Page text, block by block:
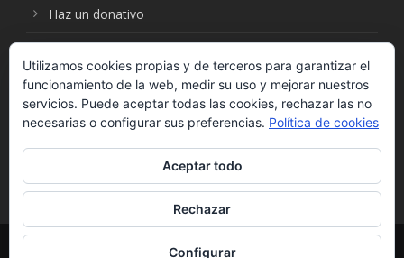
Haz un donativo
Síguenos en:
© Fundación Social Universal. Todos los derechos
Utilizamos cookies propias y de terceros para garantizar el
funcionamiento de la web, medir su uso y mejorar nuestros
servicios. Puede aceptar todas las cookies, rechazar las no
necesarias o configurar sus preferencias. Política de cookies
Aceptar todo
Rechazar
Configurar